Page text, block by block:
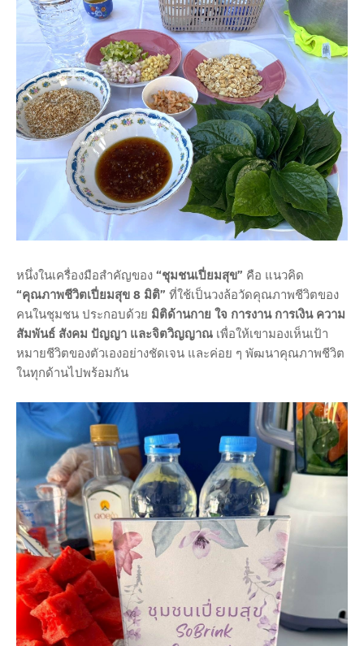
หนึ่งในเครื่องมือสำคัญของ “ชุมชนเปี่ยมสุข” คือ แนวคิด
“คุณภาพชีวิตเปี่ยมสุข 8 มิติ” ที่ใช้เป็นวงล้อวัดคุณภาพชีวิตของ
คนในชุมชน ประกอบด้วย มิติด้านกาย ใจ การงาน การเงิน ความ
สัมพันธ์ สังคม ปัญญา และจิตวิญญาณ เพื่อให้เขามองเห็นเป้า
หมายชีวิตของตัวเองอย่างชัดเจน และค่อย ๆ พัฒนาคุณภาพชีวิต
ในทุกด้านไปพร้อมกัน